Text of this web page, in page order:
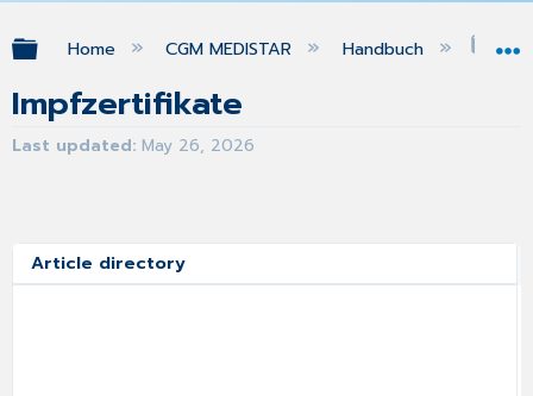
Expand/collapse global hierarchy
Home CGM MEDISTAR Handbuch
Impfzertifikate
Last updated May 26, 2026
Article directory